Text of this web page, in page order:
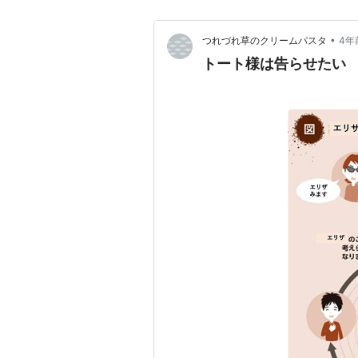
つれづれ草のクリームパスタ • 4年
トート様は告らせたい